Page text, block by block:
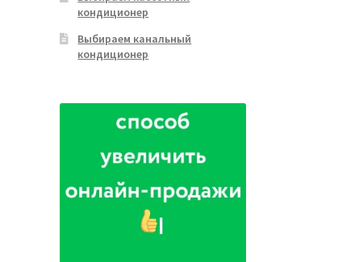
кондиционер
Выбираем канальный
кондиционер